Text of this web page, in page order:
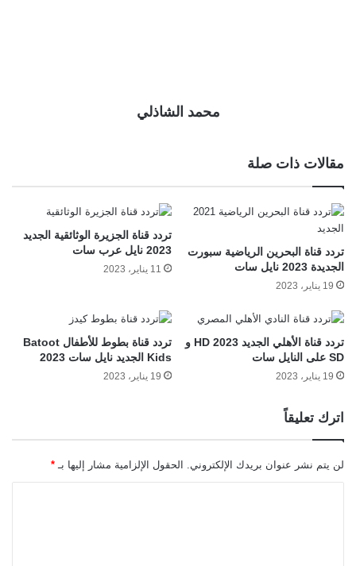
محمد الشاذلي
مقالات ذات صلة
تردد قناة البحرين الرياضية سبورت
الجديدة 2023 نايل سات
19 يناير، 2023
تردد قناة الجزيرة الوثائقية الجديد
2023 نايل عرب سات
11 يناير، 2023
تردد قناة الأهلي الجديد 2023 HD و
SD على النايل سات
19 يناير، 2023
تردد قناة بطوط للأطفال Batoot
Kids الجديد نايل سات 2023
19 يناير، 2023
اترك تعليقاً
لن يتم نشر عنوان بريدك الإلكتروني. الحقول الإلزامية مشار إليها بـ *